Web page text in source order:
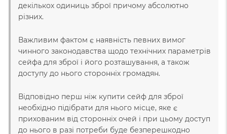
декількох одиниць зброї причому абсолютно
різних.
Важливим фактом є наявність певних вимог
чинного законодавства щодо технічних параметрів
сейфа для зброї і його розташування, а також
доступу до нього сторонніх громадян.
Відповідно перш ніж купити сейф для зброї
необхідно підібрати для нього місце, яке є
прихованим від сторонніх очей і при цьому доступ
до нього в разі потреби буде безперешкодно